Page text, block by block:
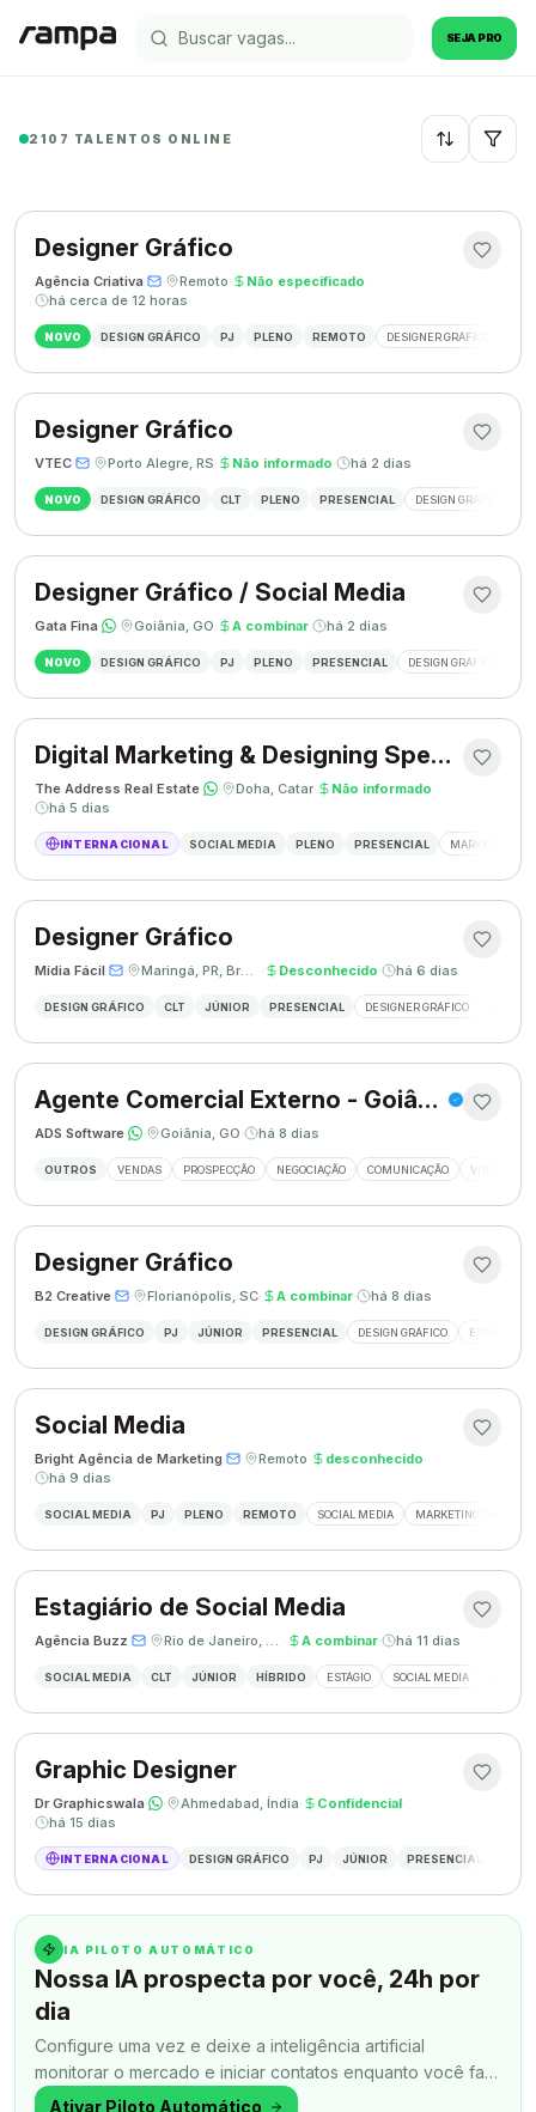
SEJA PRO
2107 TALENTOS ONLINE Recentes
Designer Gráfico
Agência Criativa· · Remoto· Não especificado·
há cerca de 12 horas
NOVO DESIGN GRÁFICO PJ PLENO REMOTO DESIGNER GRÁFICO
Designer Gráfico
VTEC· · Porto Alegre, RS· Não informado· há 2 dias
NOVO DESIGN GRÁFICO CLT PLENO PRESENCIAL DESIGN GRÁFICO
Designer Gráfico / Social Media
Gata Fina· · Goiânia, GO· A combinar· há 2 dias
NOVO DESIGN GRÁFICO PJ PLENO PRESENCIAL DESIGN GRÁFICO
Digital Marketing & Designing Specialist
The Address Real Estate· · Doha, Catar· Não informado·
há 5 dias
INTERNACIONAL SOCIAL MEDIA PLENO PRESENCIAL MARKETING
Designer Gráfico
Mídia Fácil· · Maringá, PR, Brasil · Desconhecido· há 6 dias
DESIGN GRÁFICO CLT JÚNIOR PRESENCIAL DESIGNER GRÁFICO
Agente Comercial Externo - Goiânia
ADS Software· · Goiânia, GO· há 8 dias
OUTROS VENDAS PROSPECÇÃO NEGOCIAÇÃO COMUNICAÇÃO VISITAS
Designer Gráfico
B2 Creative· · Florianópolis, SC· A combinar· há 8 dias
DESIGN GRÁFICO PJ JÚNIOR PRESENCIAL DESIGN GRÁFICO ESTÁGIO
Social Media
Bright Agência de Marketing· · Remoto· desconhecido·
há 9 dias
SOCIAL MEDIA PJ PLENO REMOTO SOCIAL MEDIA MARKETING DIGITAL
Estagiário de Social Media
Agência Buzz· · Rio de Janeiro, Brasil · A combinar· há 11 dias
SOCIAL MEDIA CLT JÚNIOR HÍBRIDO ESTÁGIO SOCIAL MEDIA
Graphic Designer
Dr Graphicswala· · Ahmedabad, Índia· Confidencial·
há 15 dias
INTERNACIONAL DESIGN GRÁFICO PJ JÚNIOR PRESENCIAL
IA PILOTO AUTOMÁTICO
Nossa IA prospecta por você, 24h por
dia
Configure uma vez e deixe a inteligência artificial
monitorar o mercado e iniciar contatos enquanto você faz
outra coisa.
Ativar Piloto Automático